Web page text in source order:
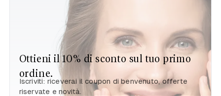
Ottieni il 10% di sconto sul tuo primo
ordine.
Iscriviti: riceverai il coupon di benvenuto, offerte
riservate e novità.